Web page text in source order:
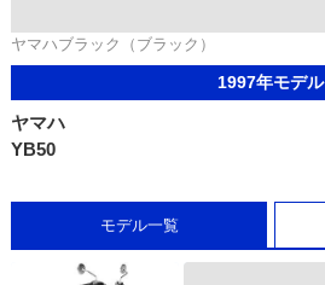
ヤマハブラック（ブラック）
1997年モデル
ヤマハ
YB50
モデル一覧